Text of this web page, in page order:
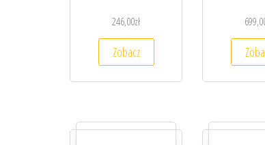
246,00zł
Zobacz